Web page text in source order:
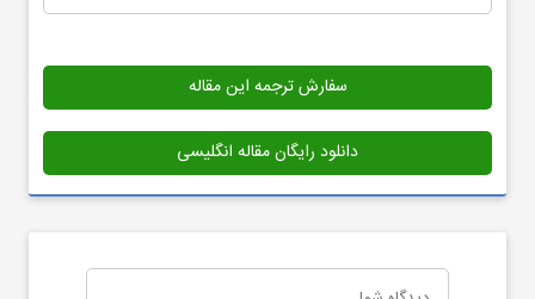
سفارش ترجمه این مقاله
دانلود رایگان مقاله انگلیسی